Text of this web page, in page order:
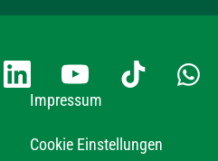
Impressum
Cookie Einstellungen